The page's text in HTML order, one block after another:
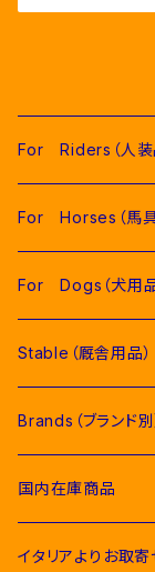
For Riders（人装
Men（男性用衣類）
Competition Jackets
Competition Shirts（
Women（女性用衣
Competition Jackets
Competition Shirts（
Young Riders（ジ
Competition Jackets
Competition Shirts（
Socks & Ties（ソッ
Socks（ソックス）
Ties（ネクタイ類）
Raincoats（レインコ
Body Protector（ボ
For Horses（馬具
Pads（ゼッケン、パ
Jumping Pads（障害
Dressage Pads（馬
Fly Veils（イヤーネ
Bridles＆
Bit（ハミ）
Halter & Lead rope
For Dogs（犬用品
Stable（厩舎用品）
COMPETITION
Stable Curtains（厩
Bags（バッグ類）
Horse Care（お手
Combs and Brushes
Brands（ブランド別
Acavallo（アカバロ
EGO７（エゴセブン
国内在庫商品
イタリアよりお取